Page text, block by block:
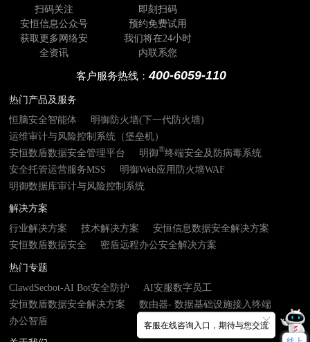
扫码关注
安恒信息公众号
获取更多网络安
全资讯
即刻扫码
预约免费试用
我们将在24小时
内联系您
客户服务热线：400-6059-110
热门产品及服务
恒脑安全智能体
明御防火墙(下一代防火墙)
运维审计与风险控制系统（堡垒机）
安恒数盾数据安全管理平台
明御®终端安全及防病毒系统
安全托管运营服务MSS
明御Web应用防火墙WAF
明御数据库审计与风险控制系统
解决方案
行业解决方案
技术解决方案
安恒信息数据安全解决方案
安恒数盾数据安全
密盾远程办公安全解决方案
热门专题
ClawdSecbot-AI Bot安全防护
AI安服数字员工
安恒数盾数据安全解决方案
数由器- 数据基础设施接入终端
办公智盾
客服在线咨询入口，期待与您交流